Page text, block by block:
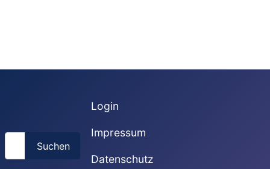
Suchen
Login
Impressum
Datenschutz